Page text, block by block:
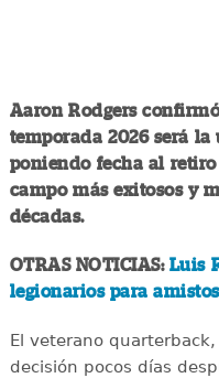
Aaron Rodgers
temporada 2026 será
poniendo fecha al
campo más exitosos y
décadas.
OTRAS NOTICIAS: Luis
legionarios para
El veterano
decisión pocos días